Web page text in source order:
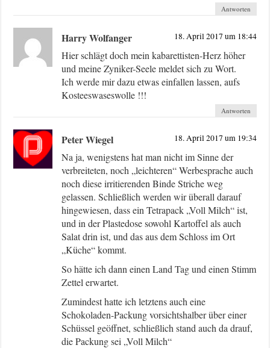
Antworten
Harry Wolfanger 18. April 2017 um 18:44
Hier schlägt doch mein kabarettisten-Herz höher
und meine Zyniker-Seele meldet sich zu Wort.
Ich werde mir dazu etwas einfallen lassen, aufs
Kosteeswaseswolle !!!
Antworten
Peter Wiegel 18. April 2017 um 19:34
Na ja, wenigstens hat man nicht im Sinne der
verbreiteten, noch „leichteren“ Werbesprache auch
noch diese irritierenden Binde Striche weg
gelassen. Schließlich werden wir überall darauf
hingewiesen, dass ein Tetrapack „Voll Milch“ ist,
und in der Plastedose sowohl Kartoffel als auch
Salat drin ist, und das aus dem Schloss im Ort
„Küche“ kommt.
So hätte ich dann einen Land Tag und einen Stimm
Zettel erwartet.
Zumindest hatte ich letztens auch eine
Schokoladen-Packung vorsichtshalber über einer
Schüssel geöffnet, schließlich stand auch da drauf,
die Packung sei „Voll Milch“